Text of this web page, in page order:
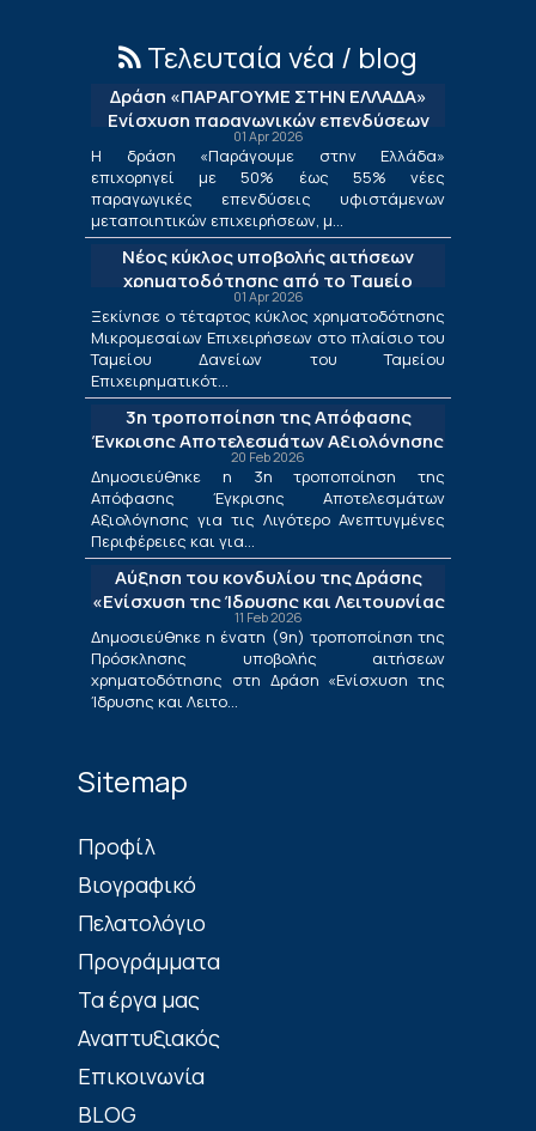
Τελευταία νέα / blog
Δράση «ΠΑΡΑΓΟΥΜΕ ΣΤΗΝ ΕΛΛΑΔΑ»
Ενίσχυση παραγωγικών επενδύσεων
μεταποίησης
01 Apr 2026
Η δράση «Παράγουμε στην Ελλάδα»
επιχορηγεί με 50% έως 55% νέες
παραγωγικές επενδύσεις υφιστάμενων
μεταποιητικών επιχειρήσεων, μ...
Νέος κύκλος υποβολής αιτήσεων
χρηματοδότησης από το Ταμείο
Δανείων του ΤΕΠΙΧ ΙΙΙ
01 Apr 2026
Ξεκίνησε ο τέταρτος κύκλος χρηματοδότησης
Μικρομεσαίων Επιχειρήσεων στο πλαίσιο του
Ταμείου Δανείων του Ταμείου
Επιχειρηματικότ...
3η τροποποίηση της Απόφασης
Έγκρισης Αποτελεσμάτων Αξιολόγησης
για τις Λιγότερο Ανεπτυγμένες
Περιφέρειες και για τις Περιφέρειες
Μετάβασης στο πλαίσιο της Δράσης
«Ενίσχυση της Ίδρυσης και Λειτουργίας
Νέων Μικρομεσαίων Τουριστικών
Επιχειρήσεων»
20 Feb 2026
Δημοσιεύθηκε η 3η τροποποίηση της
Απόφασης Έγκρισης Αποτελεσμάτων
Αξιολόγησης για τις Λιγότερο Ανεπτυγμένες
Περιφέρειες και για...
Αύξηση του κονδυλίου της Δράσης
«Ενίσχυση της Ίδρυσης και Λειτουργίας
Νέων Μικρομεσαίων Τουριστικών
Επιχειρήσεων»
11 Feb 2026
Δημοσιεύθηκε η ένατη (9η) τροποποίηση της
Πρόσκλησης υποβολής αιτήσεων
χρηματοδότησης στη Δράση «Ενίσχυση της
Ίδρυσης και Λειτο...
Sitemap
Πρoφίλ
Βιογραφικό
Πελατολόγιο
Προγράμματα
Τα έργα μας
Αναπτυξιακός
Επικοινωνία
BLOG